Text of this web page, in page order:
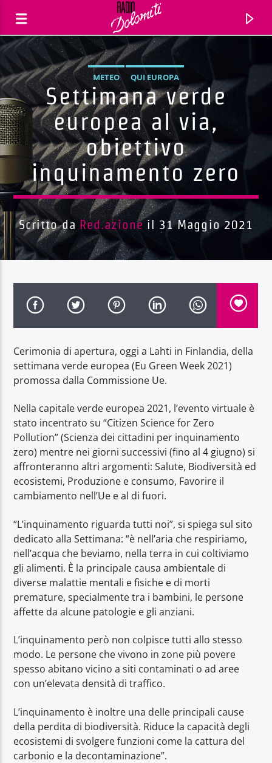
Traccia corrente
Titolo
Artista
Radio Dolomiti
METEO QUI EUROPA
Settimana verde
europea al via,
obiettivo
inquinamento zero
Scritto da Red.azione il 31 Maggio 2021
Cerimonia di apertura, oggi a Lahti in Finlandia, della
settimana verde europea (Eu Green Week 2021)
promossa dalla Commissione Ue.
Nella capitale verde europea 2021, l’evento virtuale è
stato incentrato su “Citizen Science for Zero
Pollution” (Scienza dei cittadini per inquinamento
zero) mentre nei giorni successivi (fino al 4 giugno) si
affronteranno altri argomenti: Salute, Biodiversità ed
ecosistemi, Produzione e consumo, Favorire il
cambiamento nell’Ue e al di fuori.
“L’inquinamento riguarda tutti noi”, si spiega sul sito
dedicato alla Settimana: “è nell’aria che respiriamo,
nell’acqua che beviamo, nella terra in cui coltiviamo
gli alimenti. È la principale causa ambientale di
diverse malattie mentali e fisiche e di morti
premature, specialmente tra i bambini, le persone
affette da alcune patologie e gli anziani.
L’inquinamento però non colpisce tutti allo stesso
modo. Le persone che vivono in zone più povere
spesso abitano vicino a siti contaminati o ad aree
con un’elevata densità di traffico.
L’inquinamento è inoltre una delle principali cause
della perdita di biodiversità. Riduce la capacità degli
ecosistemi di svolgere funzioni come la cattura del
carbonio e la decontaminazione”.